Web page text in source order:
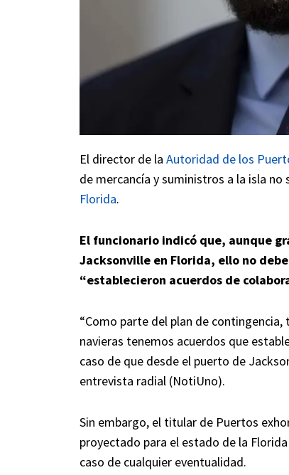
El director de la Autoridad de los
de mercancía y suministros a la isla
Florida.
El funcionario indicó que, aunque
Jacksonville en Florida, ello no
“establecieron acuerdos de
“Como parte del plan de
navieras tenemos acuerdos que
caso de que desde el puerto de
entrevista radial (NotiUno).
Sin embargo, el titular de Puertos
proyectado para el estado de la
caso de cualquier eventualidad.